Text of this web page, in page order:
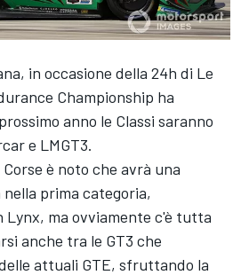
in occasione della 24h di Le
Championship ha
anno le Classi saranno
e LMGT3.
è noto che avrà una
prima categoria,
Lynx, ma ovviamente c'è tutta
anche tra le GT3 che
attuali GTE, sfruttando la